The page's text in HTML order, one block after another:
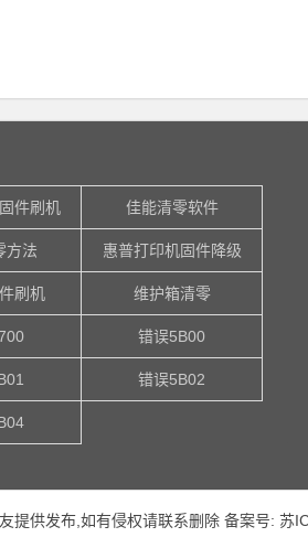
件刷机 佳能清零软件
方法 惠普打印机固件降级
刷机 维护箱清零
错误5B00
错误5B02
提供发布,如有侵权请联系删除 备案号: 苏